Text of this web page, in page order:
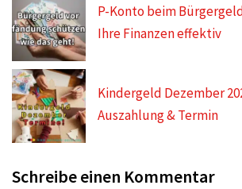
P-Konto beim
Ihre Finanzen effektiv
Kindergeld Dezember
Auszahlung & Termin
Schreibe einen Kommentar